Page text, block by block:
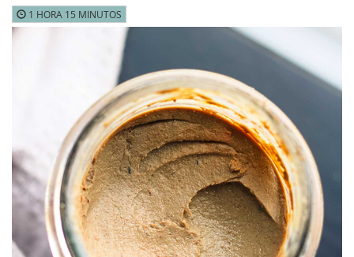
1 HORA 15 MINUTOS